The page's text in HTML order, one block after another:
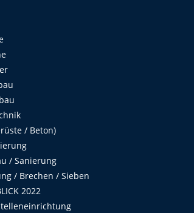
/ Beton)
/ Sanierung
/ Brechen / Sieben
2022